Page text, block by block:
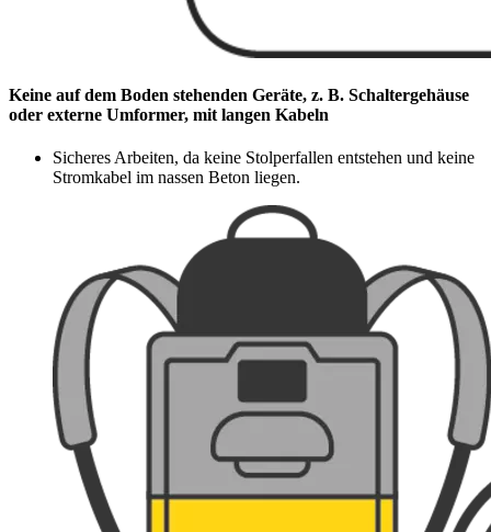
Keine auf dem Boden stehenden Geräte, z. B. Schaltergehäuse
oder externe Umformer, mit langen Kabeln
Sicheres Arbeiten, da keine Stolperfallen entstehen und keine
Stromkabel im nassen Beton liegen.